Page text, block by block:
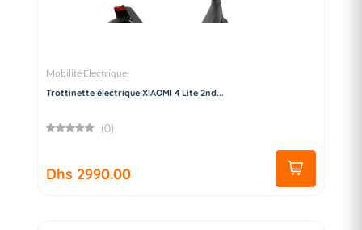
Mobilité Électrique
Trottinette électrique XIAOMI 4 Lite 2nd...
(0)
Dhs 2990.00